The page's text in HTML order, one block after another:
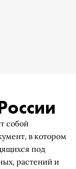
собой
в котором
под
растений и